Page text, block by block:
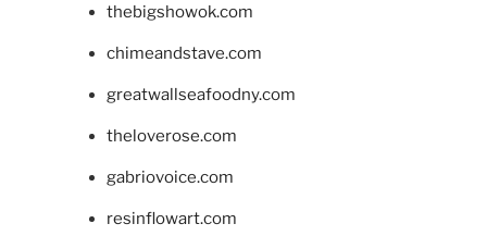
thebigshowok.com
chimeandstave.com
greatwallseafoodny.com
theloverose.com
gabriovoice.com
resinflowart.com